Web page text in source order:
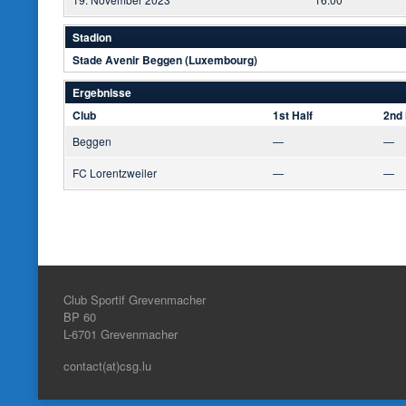
Stadion
Stade Avenir Beggen (Luxembourg)
Ergebnisse
Club
1st Half 2nd
Beggen — —
FC Lorentzweiler — —
Club Sportif Grevenmacher
BP 60
L-6701 Grevenmacher
contact(at)csg.lu